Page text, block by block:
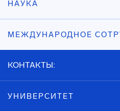
НАУКА
МЕЖДУНАРОДНОЕ
КОНТАКТЫ:
УНИВЕРСИТЕТ